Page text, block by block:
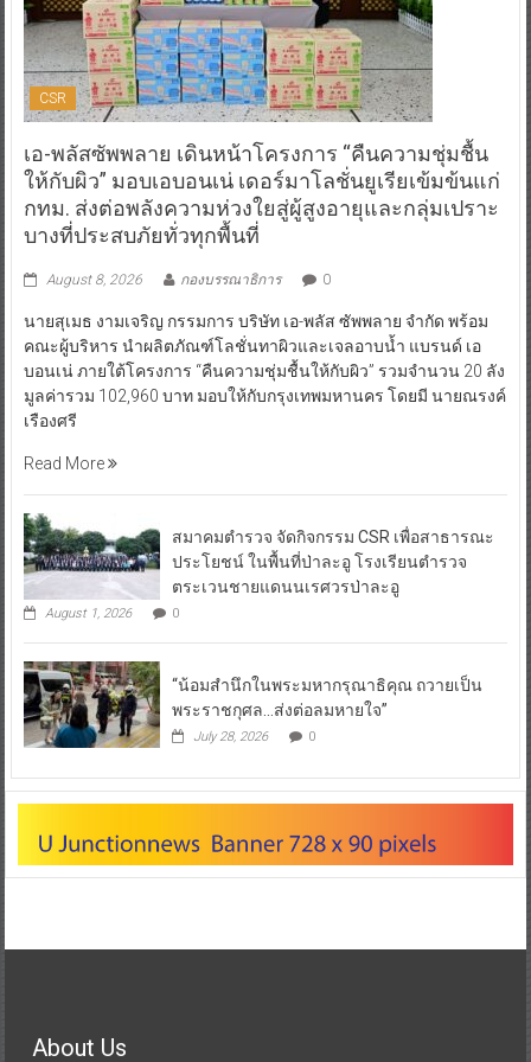
CSR
เอ-พลัสซัพพลาย เดินหน้าโครงการ “คืนความชุ่มชื้น
ให้กับผิว” มอบเอบอนเน่ เดอร์มาโลชั่นยูเรียเข้มข้นแก่
กทม. ส่งต่อพลังความห่วงใยสู่ผู้สูงอายุและกลุ่มเปราะ
บางที่ประสบภัยทั่วทุกพื้นที่
August 8, 2026 กองบรรณาธิการ 0
นายสุเมธ งามเจริญ กรรมการ บริษัท เอ-พลัส ซัพพลาย จำกัด พร้อม
คณะผู้บริหาร นำผลิตภัณฑ์โลชั่นทาผิวและเจลอาบน้ำ แบรนด์ เอ
บอนเน่ ภายใต้โครงการ “คืนความชุ่มชื้นให้กับผิว” รวมจำนวน 20 ลัง
มูลค่ารวม 102,960 บาท มอบให้กับกรุงเทพมหานคร โดยมี นายณรงค์
เรืองศรี
Read More
สมาคมตำรวจ จัดกิจกรรม CSR เพื่อสาธารณะ
ประโยชน์ ในพื้นที่ป่าละอู โรงเรียนตำรวจ
ตระเวนชายแดนนเรศวรป่าละอู
August 1, 2026 0
“น้อมสำนึกในพระมหากรุณาธิคุณ ถวายเป็น
พระราชกุศล…ส่งต่อลมหายใจ”
July 28, 2026 0
About Us